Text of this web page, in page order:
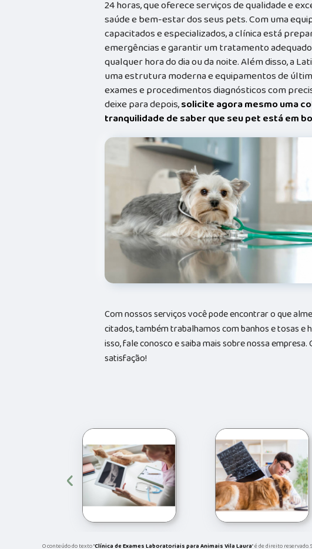
24 horas, que oferece serviços de qualidade e
saúde e bem-estar dos seus pets. Com uma
capacitados e especializados, a clínica está
emergências e garantir um tratamento
qualquer hora do dia ou da noite. Além disso, a
uma estrutura moderna e equipamentos de
exames e procedimentos diagnósticos com
deixe para depois,solicite agora mesmo uma
tranquilidade de saber que seu pet está em
Com nossos serviços você pode encontrar o que
citados, também trabalhamos com banhos e tosas e
isso, fale conosco e saiba mais sobre nossa empresa.
satisfação!
‹
O conteúdo do texto "Clínica de Exames Laboratoriais para Animais Vila Laura" é de direito